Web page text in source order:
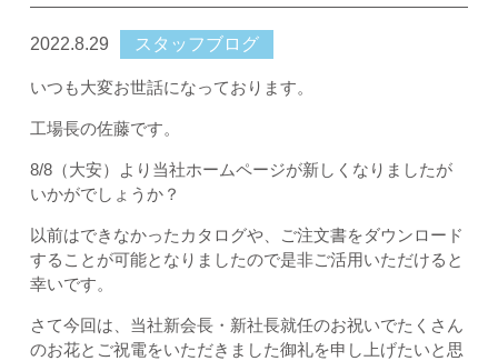
2022.8.29 スタッフブログ
いつも大変お世話になっております。
工場長の佐藤です。
8/8（大安）より当社ホームページが新しくなりましたが
いかがでしょうか？
以前はできなかったカタログや、ご注文書をダウンロード
することが可能となりましたので是非ご活用いただけると
幸いです。
さて今回は、当社新会長・新社長就任のお祝いでたくさん
のお花とご祝電をいただきました御礼を申し上げたいと思